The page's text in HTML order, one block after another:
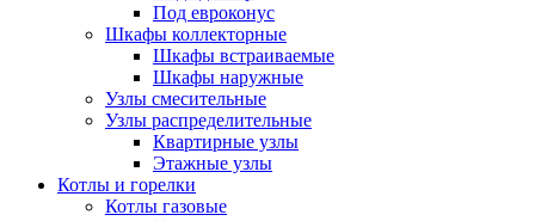
Под евроконус
Шкафы коллекторные
Шкафы встраиваемые
Шкафы наружные
Узлы смесительные
Узлы распределительные
Квартирные узлы
Этажные узлы
Котлы и горелки
Котлы газовые